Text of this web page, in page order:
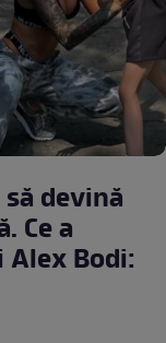
devină
Ce a
Bodi: